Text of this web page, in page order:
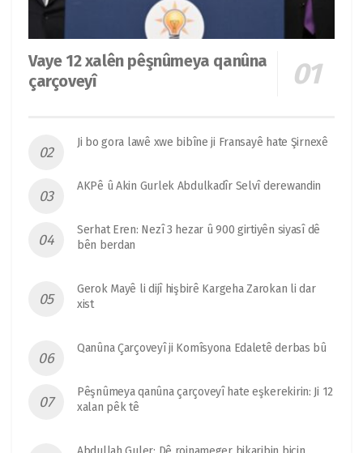
Vaye 12 xalên pêşnûmeya qanûna
çarçoveyî
Ji bo gora lawê xwe bibîne ji Fransayê hate Şirnexê
AKPê û Akin Gurlek Abdulkadîr Selvî derewandin
Serhat Eren: Nezî 3 hezar û 900 girtiyên siyasî dê
bên berdan
Gerok Mayê li dijî hişbirê Kargeha Zarokan li dar
xist
Qanûna Çarçoveyî ji Komîsyona Edaletê derbas bû
Pêşnûmeya qanûna çarçoveyî hate eşkerekirin: Ji 12
xalan pêk tê